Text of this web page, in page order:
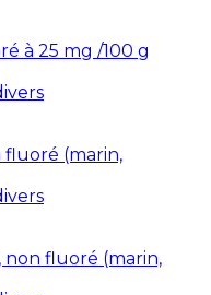
à 25 mg /100 g
fluoré (marin,
non fluoré (marin,